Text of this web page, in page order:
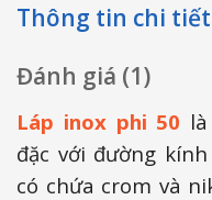
Thông tin chi tiết
Đánh giá (1)
Láp inox phi 50
đặc với đường
có chứa crom và